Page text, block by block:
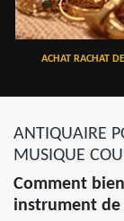
ACHAT RACHAT
ANTIQUAIRE
MUSIQUE
Comment
instrument de